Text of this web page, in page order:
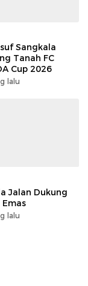
Sangkala
Tanah FC
Cup 2026
lalu
Jalan Dukung
lalu